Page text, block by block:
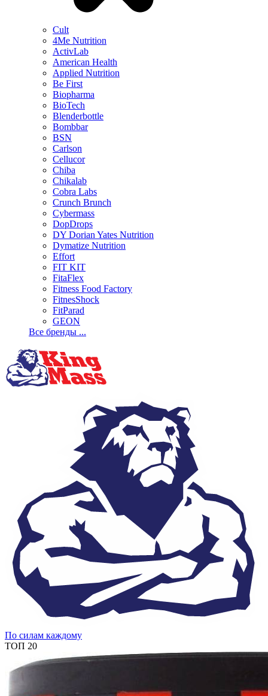
Cult
4Me Nutrition
ActivLab
American Health
Applied Nutrition
Be First
Biopharma
BioTech
Blenderbottle
Bombbar
BSN
Carlson
Cellucor
Chiba
Chikalab
Cobra Labs
Crunch Brunch
Cybermass
DopDrops
DY Dorian Yates Nutrition
Dymatize Nutrition
Effort
FIT KIT
FitaFlex
Fitness Food Factory
FitnesShock
FitParad
GEON
Все бренды ...
По силам каждому
ТОП 20